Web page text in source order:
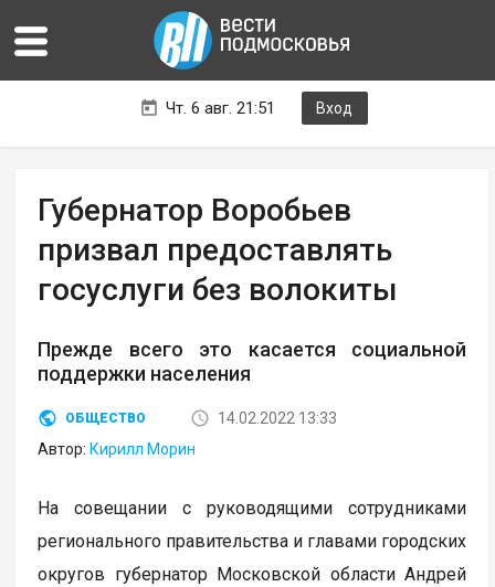
Чт. 6 авг. 21:51 Вход
Губернатор Воробьев
призвал предоставлять
госуслуги без волокиты
Прежде всего это касается социальной
поддержки населения
ОБЩЕСТВО
14.02.2022 13:33
Автор: Кирилл Морин
На совещании с руководящими сотрудниками
регионального правительства и главами городских
округов губернатор Московской области Андрей